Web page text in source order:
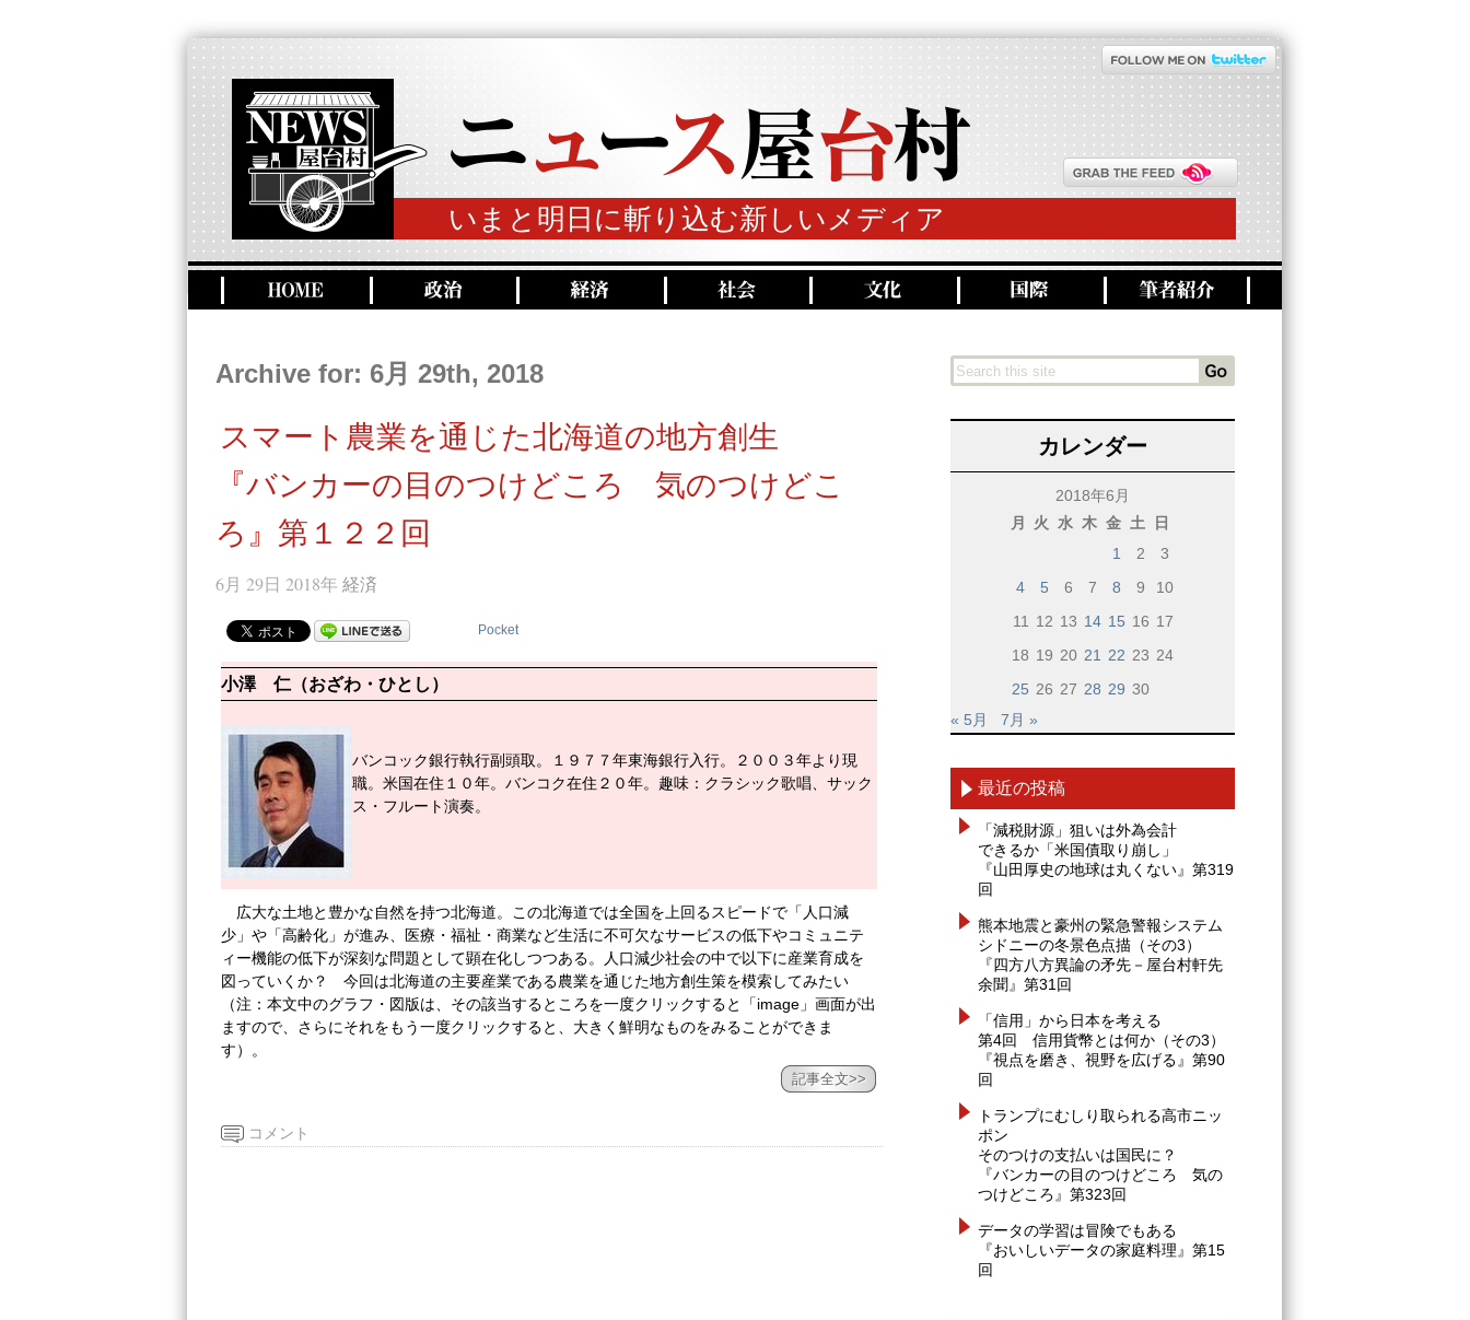
いまと明日に斬り込む新しいメディア
Archive for: 6月 29th, 2018
スマート農業を通じた北海道の地方創生
『バンカーの目のつけどころ 気のつけどこ
ろ』第１２２回
6月 29日 2018年 経済
Pocket
小澤 仁（おざわ・ひとし）
バンコック銀行執行副頭取。１９７７年東海銀行入行。２００３年より現
職。米国在住１０年。バンコク在住２０年。趣味：クラシック歌唱、サック
ス・フルート演奏。
広大な土地と豊かな自然を持つ北海道。この北海道では全国を上回るスピードで「人口減
少」や「高齢化」が進み、医療・福祉・商業など生活に不可欠なサービスの低下やコミュニテ
ィー機能の低下が深刻な問題として顕在化しつつある。人口減少社会の中で以下に産業育成を
図っていくか？ 今回は北海道の主要産業である農業を通じた地方創生策を模索してみたい
（注：本文中のグラフ・図版は、その該当するところを一度クリックすると「image」画面が出
ますので、さらにそれをもう一度クリックすると、大きく鮮明なものをみることができま
す）。
記事全文>>
コメント
カレンダー
2018年6月
月
火 水 木 金 土
日
1
2
3
4
5 6 7 8 9
10
11
12 13 14 15 16 17
18 19 20 21 22 23 24
25 26 27 28 29 30
« 5月
7月 »
最近の投稿
「減税財源」狙いは外為会計
できるか「米国債取り崩し」
『山田厚史の地球は丸くない』第319
回
熊本地震と豪州の緊急警報システム
シドニーの冬景色点描（その3）
『四方八方異論の矛先－屋台村軒先
余聞』第31回
「信用」から日本を考える
第4回 信用貨幣とは何か（その3）
『視点を磨き、視野を広げる』第90
回
トランプにむしり取られる高市ニッ
ポン
そのつけの支払いは国民に？
『バンカーの目のつけどころ 気の
つけどころ』第323回
データの学習は冒険でもある
『おいしいデータの家庭料理』第15
回